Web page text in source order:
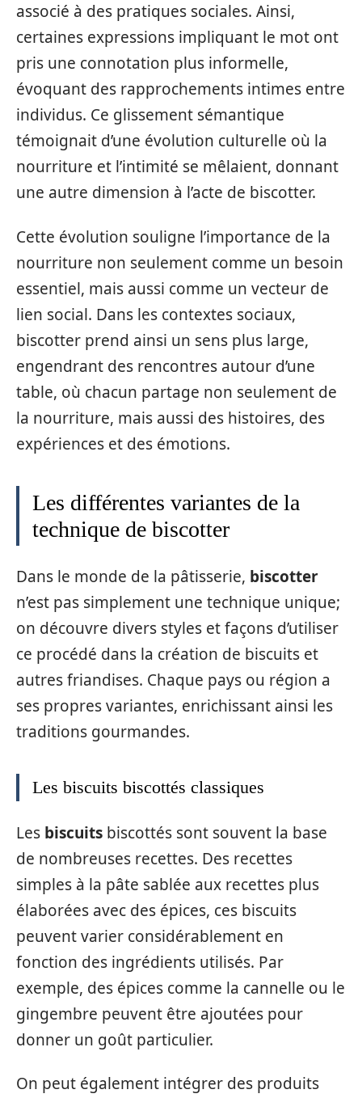
associé à des pratiques sociales. Ainsi,
certaines expressions impliquant le mot ont
pris une connotation plus informelle,
évoquant des rapprochements intimes entre
individus. Ce glissement sémantique
témoignait d’une évolution culturelle où la
nourriture et l’intimité se mêlaient, donnant
une autre dimension à l’acte de biscotter.
Cette évolution souligne l’importance de la
nourriture non seulement comme un besoin
essentiel, mais aussi comme un vecteur de
lien social. Dans les contextes sociaux,
biscotter prend ainsi un sens plus large,
engendrant des rencontres autour d’une
table, où chacun partage non seulement de
la nourriture, mais aussi des histoires, des
expériences et des émotions.
Les différentes variantes de la
technique de biscotter
Dans le monde de la pâtisserie, biscotter
n’est pas simplement une technique unique;
on découvre divers styles et façons d’utiliser
ce procédé dans la création de biscuits et
autres friandises. Chaque pays ou région a
ses propres variantes, enrichissant ainsi les
traditions gourmandes.
Les biscuits biscottés classiques
Les biscuits biscottés sont souvent la base
de nombreuses recettes. Des recettes
simples à la pâte sablée aux recettes plus
élaborées avec des épices, ces biscuits
peuvent varier considérablement en
fonction des ingrédients utilisés. Par
exemple, des épices comme la cannelle ou le
gingembre peuvent être ajoutées pour
donner un goût particulier.
On peut également intégrer des produits